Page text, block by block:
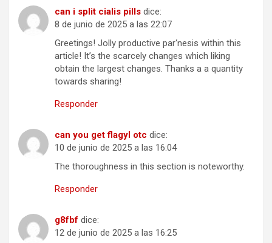
can i split cialis pills dice:
8 de junio de 2025 a las 22:07
Greetings! Jolly productive par‘nesis within this
article! It’s the scarcely changes which liking
obtain the largest changes. Thanks a a quantity
towards sharing!
Responder
can you get flagyl otc dice:
10 de junio de 2025 a las 16:04
The thoroughness in this section is noteworthy.
Responder
g8fbf dice:
12 de junio de 2025 a las 16:25